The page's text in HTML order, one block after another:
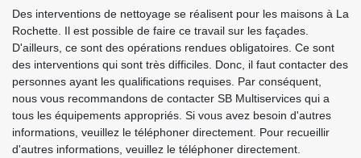
Des interventions de nettoyage se réalisent pour les maisons à La
Rochette. Il est possible de faire ce travail sur les façades.
D'ailleurs, ce sont des opérations rendues obligatoires. Ce sont
des interventions qui sont très difficiles. Donc, il faut contacter des
personnes ayant les qualifications requises. Par conséquent,
nous vous recommandons de contacter SB Multiservices qui a
tous les équipements appropriés. Si vous avez besoin d'autres
informations, veuillez le téléphoner directement. Pour recueillir
d'autres informations, veuillez le téléphoner directement.